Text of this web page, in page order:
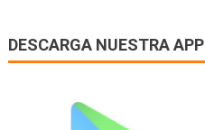
DESCARGA NUESTRA APP